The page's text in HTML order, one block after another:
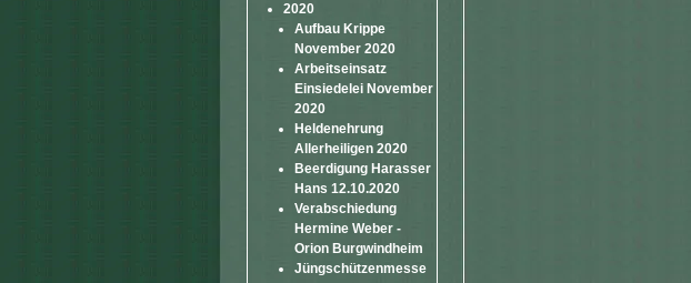
2020
Aufbau Krippe
November 2020
Arbeitseinsatz
Einsiedelei November
2020
Heldenehrung
Allerheiligen 2020
Beerdigung Harasser
Hans 12.10.2020
Verabschiedung
Hermine Weber -
Orion Burgwindheim
Jüngschützenmesse